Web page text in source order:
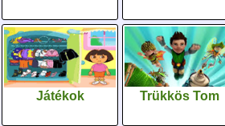
Játékok Trükkös Tom